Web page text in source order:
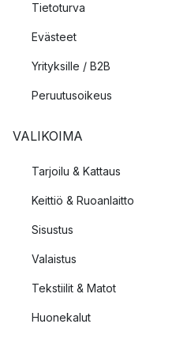
Tietoturva
Evästeet
Yrityksille / B2B
Peruutusoikeus
VALIKOIMA
Tarjoilu & Kattaus
Keittiö & Ruoanlaitto
Sisustus
Valaistus
Tekstiilit & Matot
Huonekalut